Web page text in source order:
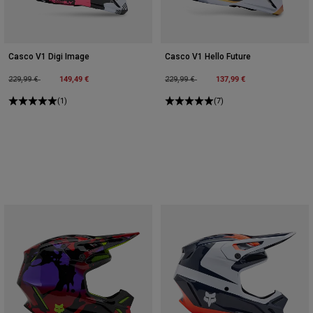
Casco V1 Digi Image
Price reduced from
229,99 €to 149,49 €
(1)
Casco V1 Hello Future
Price reduced from
229,99 €to 137,99 €
(7)